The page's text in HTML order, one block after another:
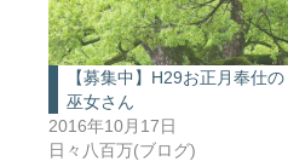
【募集中】H29お正月奉仕の
巫女さん
2016年10月17日
日々八百万(ブログ)